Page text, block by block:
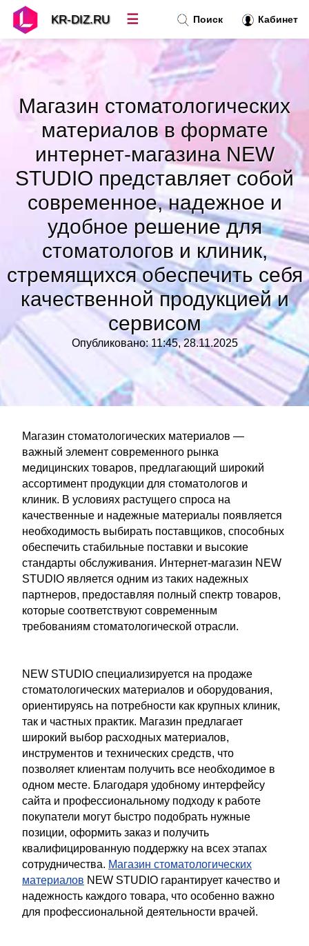
Магазин стоматологических
материалов в формате
интернет-магазина NEW
STUDIO представляет собой
современное, надежное и
удобное решение для
стоматологов и клиник,
стремящихся обеспечить себя
качественной продукцией и
сервисом
Опубликовано: 11:45, 28.11.2025
Магазин стоматологических материалов —
важный элемент современного рынка
медицинских товаров, предлагающий широкий
ассортимент продукции для стоматологов и
клиник. В условиях растущего спроса на
качественные и надежные материалы появляется
необходимость выбирать поставщиков, способных
обеспечить стабильные поставки и высокие
стандарты обслуживания. Интернет-магазин NEW
STUDIO является одним из таких надежных
партнеров, предоставляя полный спектр товаров,
которые соответствуют современным
требованиям стоматологической отрасли.
NEW STUDIO специализируется на продаже
стоматологических материалов и оборудования,
ориентируясь на потребности как крупных клиник,
так и частных практик. Магазин предлагает
широкий выбор расходных материалов,
инструментов и технических средств, что
позволяет клиентам получить все необходимое в
одном месте. Благодаря удобному интерфейсу
сайта и профессиональному подходу к работе
покупатели могут быстро подобрать нужные
позиции, оформить заказ и получить
квалифицированную поддержку на всех этапах
сотрудничества. Магазин стоматологических
материалов NEW STUDIO гарантирует качество и
надежность каждого товара, что особенно важно
для профессиональной деятельности врачей.
Поиск Кабинет
KR-DIZ.RU ☰
Новости
Топ новостей»
Рубрики»
Контакт »